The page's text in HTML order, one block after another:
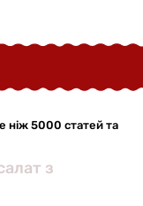
ніж 5000 статей та
з